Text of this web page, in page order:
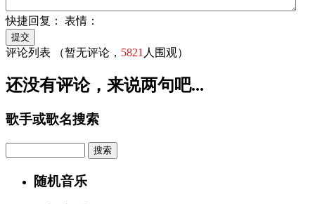
快捷回复： 表情：
评论列表 （暂无评论， 5821 人围观）
还没有评论，来说两句吧...
歌手或歌名搜索
随机音乐